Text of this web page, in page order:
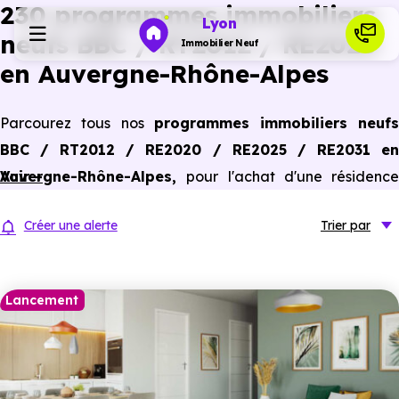
Lyon
Immobilier Neuf
Investir
Ressources
Financer
230 programmes immobiliers
neufs BBC / RT2012 / RE2020
en Auvergne-Rhône-Alpes
Parcourez tous nos programmes
immobiliers neufs
BBC / RT2012 / RE2020 / RE2025 / RE2031 en
Auvergne-Rhône-Alpes, pour l'achat d'une résidence
dernières normes de performances énergétiques, pour un
Voir +
Créer une alerte Trier par
Lancement